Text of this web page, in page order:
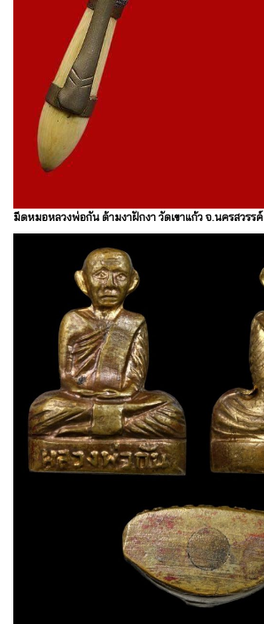
มีดหมอหลวงพ่อกัน ด้ามงาฝักงา วัดเขาแก้ว จ.นครสวรรค์